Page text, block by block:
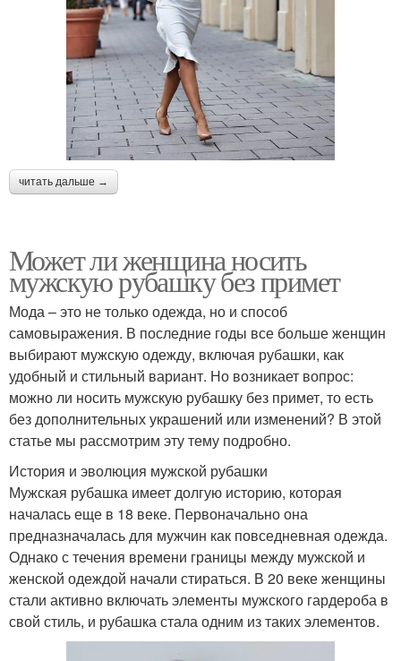
читать дальше →
Может ли женщина носить
мужскую рубашку без примет
Мода – это не только одежда, но и способ
самовыражения. В последние годы все больше женщин
выбирают мужскую одежду, включая рубашки, как
удобный и стильный вариант. Но возникает вопрос:
можно ли носить мужскую рубашку без примет, то есть
без дополнительных украшений или изменений? В этой
статье мы рассмотрим эту тему подробно.
История и эволюция мужской рубашки
Мужская рубашка имеет долгую историю, которая
началась еще в 18 веке. Первоначально она
предназначалась для мужчин как повседневная одежда.
Однако с течения времени границы между мужской и
женской одеждой начали стираться. В 20 веке женщины
стали активно включать элементы мужского гардероба в
свой стиль, и рубашка стала одним из таких элементов.